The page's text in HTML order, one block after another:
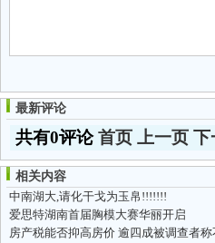
最新评论
共有0评论首页 上一页 下
相关内容
中南湖大,请化干戈为玉帛!!!!!!!
爱思特湖南首届胸模大赛华丽开启
房产税能否抑高房价 逾四成被调查者